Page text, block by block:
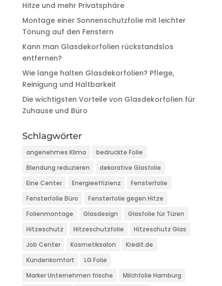
Hitze und mehr Privatsphäre
Montage einer Sonnenschutzfolie mit leichter
Tönung auf den Fenstern
Kann man Glasdekorfolien rückstandslos
entfernen?
Wie lange halten Glasdekorfolien? Pflege,
Reinigung und Haltbarkeit
Die wichtigsten Vorteile von Glasdekorfolien für
Zuhause und Büro
Schlagwörter
angenehmes Klima
bedruckte Folie
Blendung reduzieren
dekorative Glasfolie
Eine Center
Energieeffizienz
Fensterfolie
Fensterfolie Büro
Fensterfolie gegen Hitze
Folienmontage
Glasdesign
Glasfolie für Türen
Hitzeschutz
Hitzeschutzfolie
Hitzeschutz Glas
Job Center
Kosmetiksalon
Kredit.de
Kundenkomfort
LG Folie
Marker Unternehmen frische
Milchfolie Hamburg